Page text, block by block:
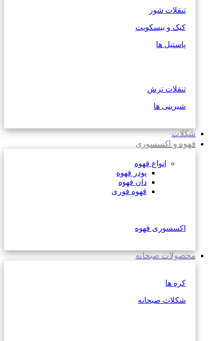
تنقلات شور
کیک و بیسکویت
پاستیل ها
تنقلات ترش
شیرینی ها
شکلات
قهوه و اکسسوری
انواع قهوه
پودر قهوه
دان قهوه
قهوه فوری
اکسسوری قهوه
محصولات صبحانه
کره ها
شکلات صبحانه